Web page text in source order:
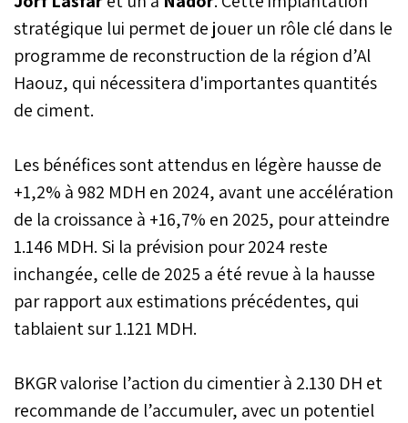
stratégique lui permet de jouer un rôle clé dans le
programme de reconstruction de la région d’Al
Haouz, qui nécessitera d'importantes quantités
de ciment.
Les bénéfices sont attendus en légère hausse de
+1,2% à 982 MDH en 2024, avant une accélération
de la croissance à +16,7% en 2025, pour atteindre
1.146 MDH. Si la prévision pour 2024 reste
inchangée, celle de 2025 a été revue à la hausse
par rapport aux estimations précédentes, qui
tablaient sur 1.121 MDH.
BKGR valorise l’action du cimentier à 2.130 DH et
recommande de l’accumuler, avec un potentiel